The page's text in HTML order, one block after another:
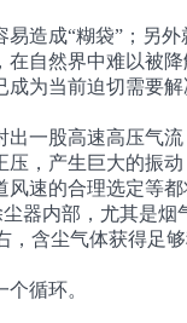
造成“糊袋”；另
自然界中难以被
为当前迫切需要解
股高速高压气
，产生巨大的振
速的合理选定等都
内部，尤其是烟
含尘气体获得足
循环。